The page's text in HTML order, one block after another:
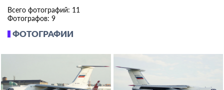
ФОТОГРАФИИ
Всего фотографий: 11
Фотографов: 9